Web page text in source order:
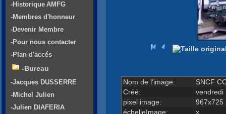
Nom de l'image:
SNCF
Créé:
vendredi
pixel image:
967x725
échelleImage:
x
-Historique AMFG
-Membres d'honneur
-Devenir Membre
-Pour nous contacter
-Plan d'accés
-Bureau
-Jacques DUSSERRE
-Michel Julien
-Julien DIAFERIA